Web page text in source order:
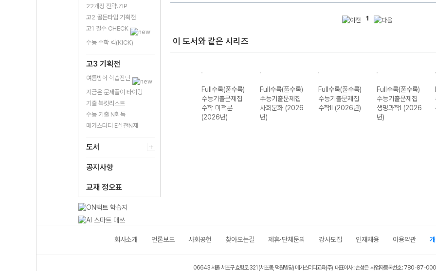
22개정 전략.ZIP
고2 골든타임 기획전
고1 필수 CHECK
수능 수학 킥(KICK)
고3 기획전
여름방학 학습진단
지금은 문제풀이 타이밍
기출 북킷리스트
수능 기출 N회독
메가스터디 E실전N제
도서
공지사항
교재 정오표
1
이 도서와 같은 시리즈
Full수록(풀수록)
수능기출문제집
국어 독서 (2026
년)
Full수록(풀수록)
수능기출문제집
수학 미적분
(2026년)
Full수록(풀수록)
수능기출문제집
사회문화 (2026
년)
Full수록(풀수록)
수능기출문제집
수학II (2026년)
Full수록(풀수록)
수능기출문제집
생명과학I (2026
년)
회사소개 언론보도 사회공헌 찾아오는길 제휴·단체문의 강사모집 인재채용 이용약관
06643 서울 서초구 효령로 321 (서초동, 덕원빌딩) 메가스터디교육(주) 대표이사 : 손성은 사업자등록번호 : 780-87-